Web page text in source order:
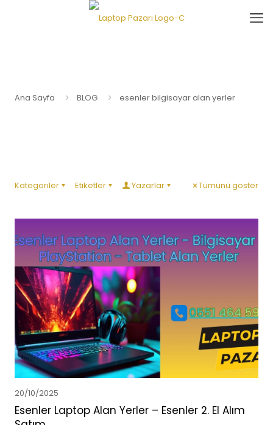
Ana Sayfa BLOG esenler bilgisayar alan yerler
Kategoriler Etiketler Yazarlar Tümünü göster
20/10/2025
Esenler Laptop Alan Yerler – Esenler 2. El Alım